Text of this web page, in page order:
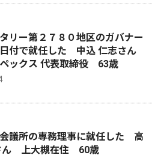
リー第２７８０地区のガバナー
日付で就任した 中込 仁志さん
ペックス 代表取締役 63歳
議所の専務理事に就任した 高
ん 上大槻在住 60歳